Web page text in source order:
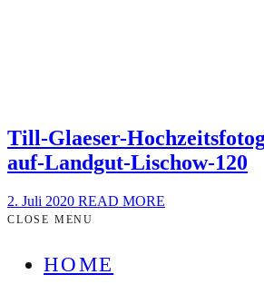
Till-Glaeser-
auf-Landgut-Lischow-120
2. Juli 2020 READ MORE
CLOSE MENU
HOME